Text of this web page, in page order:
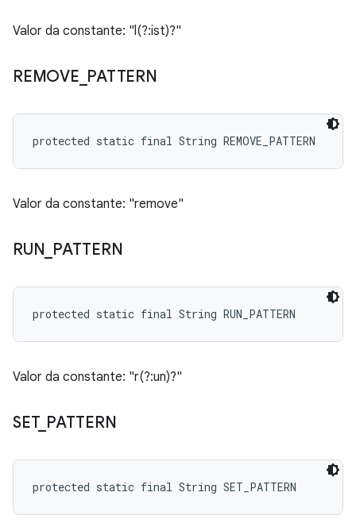
Valor da constante: "l(?:ist)?"
REMOVE PATTERN
protected static final String REMOVE_PATTERN
Valor da constante: "remove"
RUN PATTERN
protected static final String RUN_PATTERN
Valor da constante: "r(?:un)?"
SET_ PATTERN
protected static final String SET_PATTERN